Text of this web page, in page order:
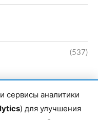
(537)
сервисы аналитики
) для улучшения